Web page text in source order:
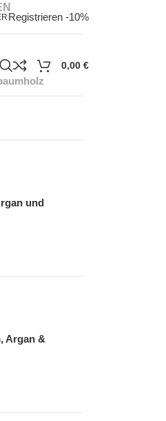
Registrieren -10%
0,00 €
und
Argan &